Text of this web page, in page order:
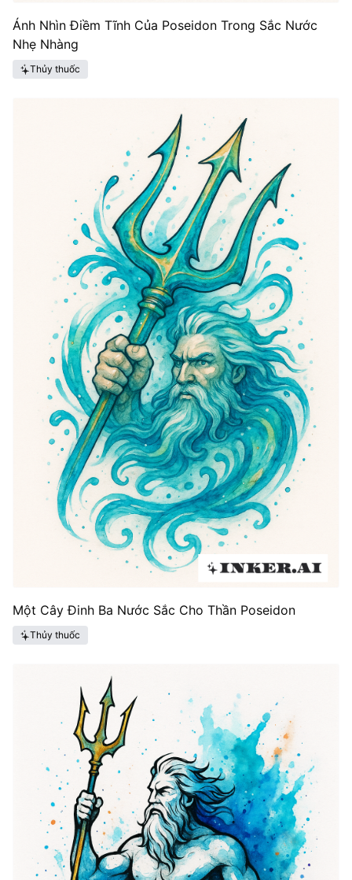
Ánh Nhìn Điềm Tĩnh Của Poseidon Trong Sắc Nước
Nhẹ Nhàng
Thủy thuốc
Một Cây Đinh Ba Nước Sắc Cho Thần Poseidon
Thủy thuốc